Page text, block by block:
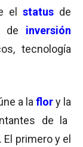
el status de
de inversión
tecnología
a la flory la
de la
. El primero y el